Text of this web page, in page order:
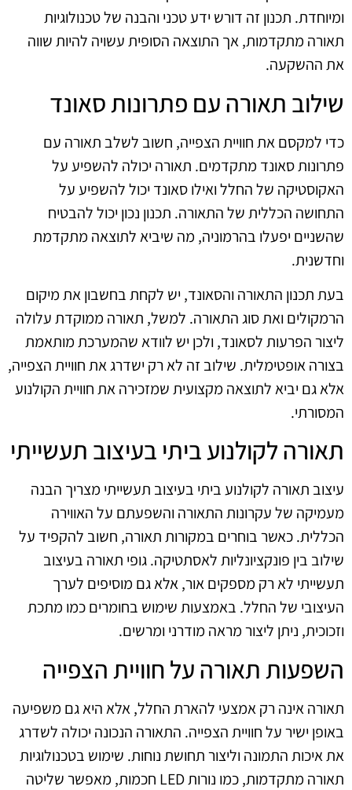
ומיוחדת. תכנון זה דורש ידע טכני והבנה של טכנולוגיות
תאורה מתקדמות, אך התוצאה הסופית עשויה להיות שווה
את ההשקעה.
שילוב תאורה עם פתרונות סאונד
כדי למקסם את חוויית הצפייה, חשוב לשלב תאורה עם
פתרונות סאונד מתקדמים. תאורה יכולה להשפיע על
האקוסטיקה של החלל ואילו סאונד יכול להשפיע על
התחושה הכללית של התאורה. תכנון נכון יכול להבטיח
שהשניים יפעלו בהרמוניה, מה שיביא לתוצאה מתקדמת
וחדשנית.
בעת תכנון התאורה והסאונד, יש לקחת בחשבון את מיקום
הרמקולים ואת סוג התאורה. למשל, תאורה ממוקדת עלולה
ליצור הפרעות לסאונד, ולכן יש לוודא שהמערכת מותאמת
בצורה אופטימלית. שילוב זה לא רק ישדרג את חוויית הצפייה,
אלא גם יביא לתוצאה מקצועית שמזכירה את חוויית הקולנוע
המסורתי.
תאורה לקולנוע ביתי בעיצוב תעשייתי
עיצוב תאורה לקולנוע ביתי בעיצוב תעשייתי מצריך הבנה
מעמיקה של עקרונות התאורה והשפעתם על האווירה
הכללית. כאשר בוחרים במקורות תאורה, חשוב להקפיד על
שילוב בין פונקציונליות לאסתטיקה. גופי תאורה בעיצוב
תעשייתי לא רק מספקים אור, אלא גם מוסיפים לערך
העיצובי של החלל. באמצעות שימוש בחומרים כמו מתכת
וזכוכית, ניתן ליצור מראה מודרני ומרשים.
השפעות תאורה על חוויית הצפייה
תאורה אינה רק אמצעי להארת החלל, אלא היא גם משפיעה
באופן ישיר על חוויית הצפייה. התאורה הנכונה יכולה לשדרג
את איכות התמונה וליצור תחושת נוחות. שימוש בטכנולוגיות
תאורה מתקדמות, כמו נורות LED חכמות, מאפשר שליטה